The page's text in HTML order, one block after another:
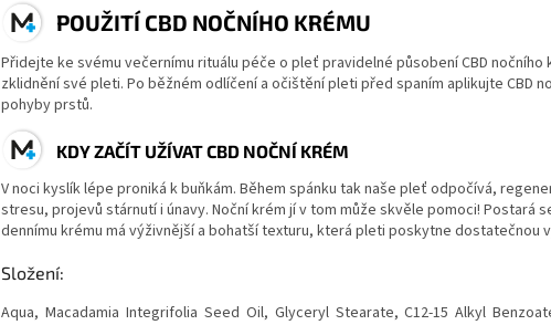
POUŽITÍ CBD NOČNÍHO KRÉMU
Přidejte ke svému večernímu rituálu péče o pleť pravidelné působení CBD
zklidnění své pleti. Po běžném odlíčení a očištění pleti před spaním aplikujte CBD
pohyby prstů.
KDY ZAČÍT UŽÍVAT CBD NOČNÍ KRÉM
V noci kyslík lépe proniká k buňkám. Během spánku tak naše pleť odpočívá,
stresu, projevů stárnutí i únavy. Noční krém jí v tom může skvěle pomoci! Postará
dennímu krému má výživnější a bohatší texturu, která pleti poskytne dostatečnou
Složení:
Aqua, Macadamia Integrifolia Seed Oil, Glyceryl Stearate, C12-15 Alkyl